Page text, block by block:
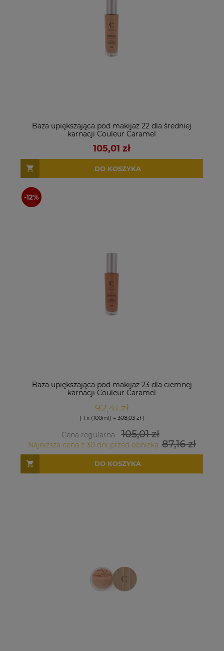
Baza upiększająca pod makijaż 22 dla średniej
karnacji Couleur Caramel
105,01 zł
DO KOSZYKA
Baza upiększająca pod makijaż 23 dla ciemnej
karnacji Couleur Caramel
92,41 zł
( 1 x (100ml) = 308,03 zł )
Cena regularna: 105,01 zł
Najniższa cena z 30 dni przed obniżką:87,16 zł
DO KOSZYKA